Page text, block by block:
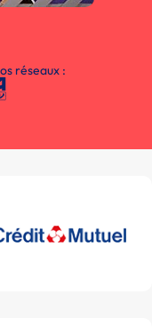
réseaux :